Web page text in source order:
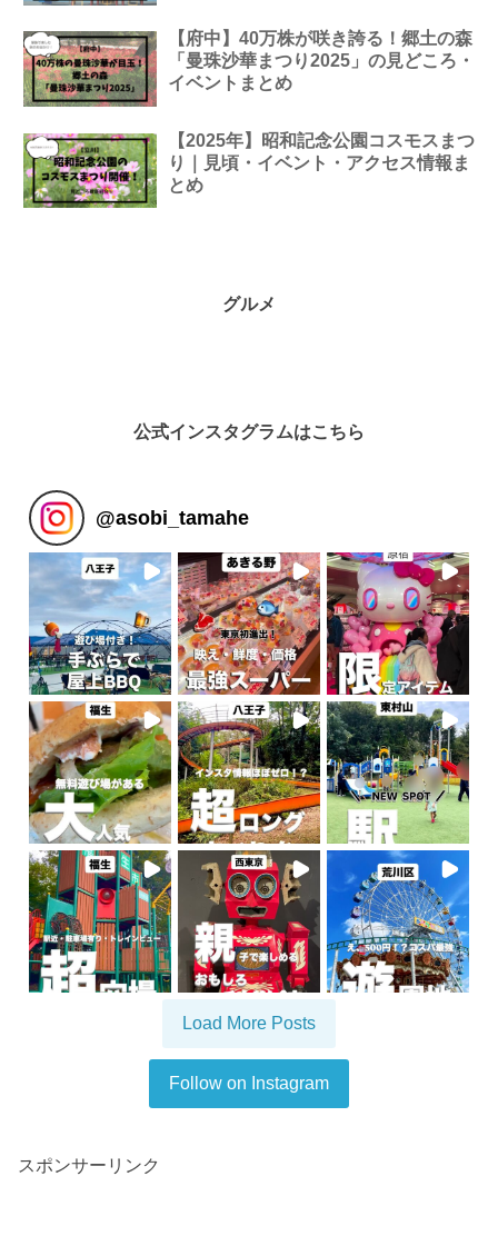
【府中】40万株が咲き誇る！郷土の森
「曼珠沙華まつり2025」の見どころ・
イベントまとめ
【2025年】昭和記念公園コスモスまつ
り｜見頃・イベント・アクセス情報ま
とめ
グルメ
公式インスタグラムはこちら
@asobi_tamahe
Load More Posts
Follow on Instagram
スポンサーリンク